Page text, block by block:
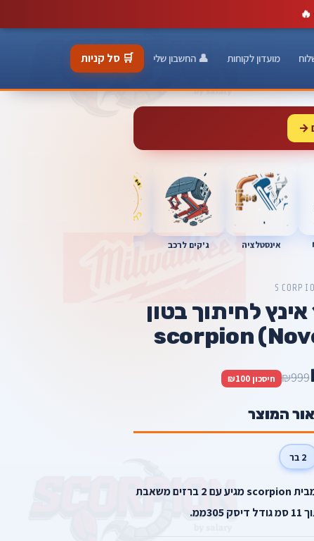
🔥
מועדון לקוחות 👤 החשבון שלי 🛒 סל קניות
→
אינסטלציה ג'קים לרכב
דיסק יהלום 12 אינץ לחיתוך בטון
scorpion
₪999 חיסכון ₪100
המוצר
2 בר
דיסק יהלום לחיתוך בטון 12 אינץ מבית scorpion מגיע עם 2 ברזים משאבת